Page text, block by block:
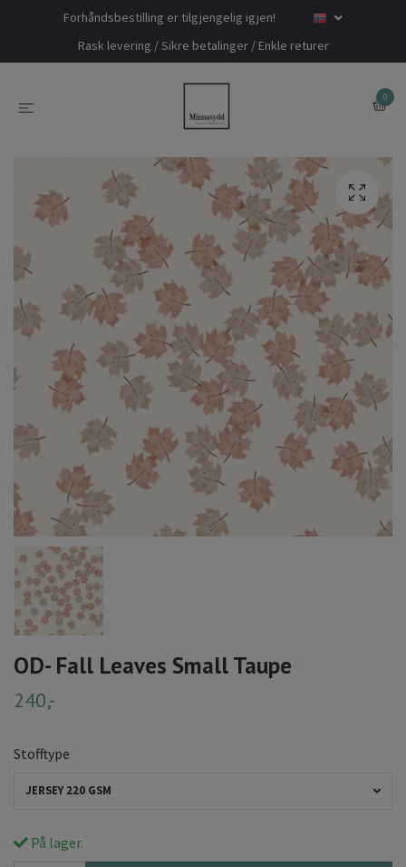
Forhåndsbestilling er tilgjengelig igjen!
Rask levering / Sikre betalinger / Enkle returer
0
OD- Fall Leaves Small Taupe
240,-
Stofftype
JERSEY 220 GSM
På lager.